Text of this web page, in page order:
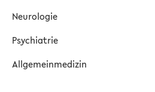
Neurologie
Psychiatrie
Allgemeinmedizin